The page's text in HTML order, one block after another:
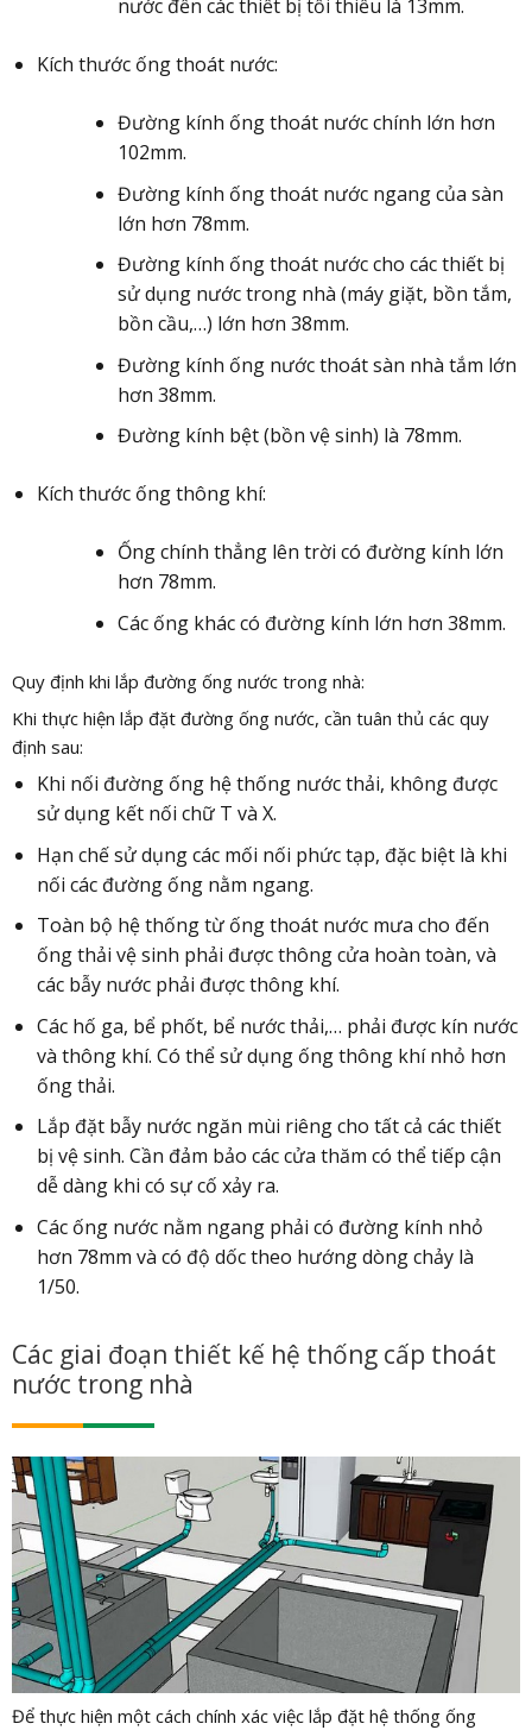
nước đến các thiết bị tối thiểu là 13mm.
Kích thước ống thoát nước:
Đường kính ống thoát nước chính lớn hơn
102mm.
Đường kính ống thoát nước ngang của sàn
lớn hơn 78mm.
Đường kính ống thoát nước cho các thiết bị
sử dụng nước trong nhà (máy giặt, bồn tắm,
bồn cầu,…) lớn hơn 38mm.
Đường kính ống nước thoát sàn nhà tắm lớn
hơn 38mm.
Đường kính bệt (bồn vệ sinh) là 78mm.
Kích thước ống thông khí:
Ống chính thẳng lên trời có đường kính lớn
hơn 78mm.
Các ống khác có đường kính lớn hơn 38mm.
Quy định khi lắp đường ống nước trong nhà:
Khi thực hiện lắp đặt đường ống nước, cần tuân thủ các quy
định sau:
Khi nối đường ống hệ thống nước thải, không được
sử dụng kết nối chữ T và X.
Hạn chế sử dụng các mối nối phức tạp, đặc biệt là khi
nối các đường ống nằm ngang.
Toàn bộ hệ thống từ ống thoát nước mưa cho đến
ống thải vệ sinh phải được thông cửa hoàn toàn, và
các bẫy nước phải được thông khí.
Các hố ga, bể phốt, bể nước thải,… phải được kín nước
và thông khí. Có thể sử dụng ống thông khí nhỏ hơn
ống thải.
Lắp đặt bẫy nước ngăn mùi riêng cho tất cả các thiết
bị vệ sinh. Cần đảm bảo các cửa thăm có thể tiếp cận
dễ dàng khi có sự cố xảy ra.
Các ống nước nằm ngang phải có đường kính nhỏ
hơn 78mm và có độ dốc theo hướng dòng chảy là
1/50.
Các giai đoạn thiết kế hệ thống cấp thoát
nước trong nhà
Để thực hiện một cách chính xác việc lắp đặt hệ thống ống